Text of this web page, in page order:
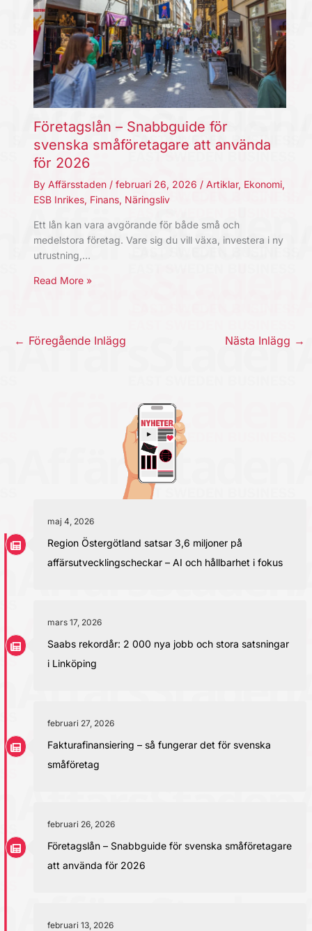
Företagslån – Snabbguide för
svenska småföretagare att använda
för 2026
By Affärsstaden / februari 26, 2026 / Artiklar, Ekonomi,
ESB Inrikes, Finans, Näringsliv
Ett lån kan vara avgörande för både små och
medelstora företag. Vare sig du vill växa, investera i ny
utrustning,…
Read More »
← Föregående Inlägg Nästa Inlägg →
maj 4, 2026
Region Östergötland satsar 3,6 miljoner på
affärsutvecklingscheckar – AI och hållbarhet i fokus
mars 17, 2026
Saabs rekordår: 2 000 nya jobb och stora satsningar
i Linköping
februari 27, 2026
Fakturafinansiering – så fungerar det för svenska
småföretag
februari 26, 2026
Företagslån – Snabbguide för svenska småföretagare
att använda för 2026
februari 13, 2026